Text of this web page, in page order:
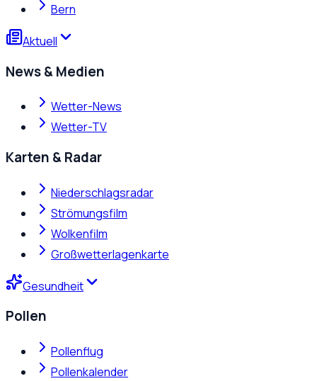
Bern
Aktuell
News & Medien
Wetter-News
Wetter-TV
Karten & Radar
Niederschlagsradar
Strömungsfilm
Wolkenfilm
Großwetterlagenkarte
Gesundheit
Pollen
Pollenflug
Pollenkalender